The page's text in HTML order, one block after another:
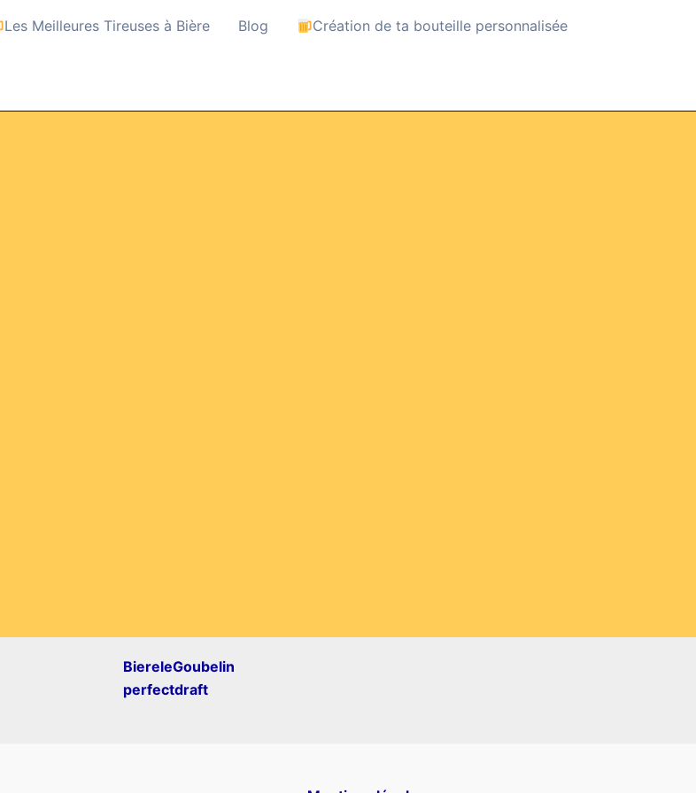
Les Meilleures Tireuses à Bière Blog
Création de ta bouteille personnalisée
BiereleGoubelin
perfectdraft